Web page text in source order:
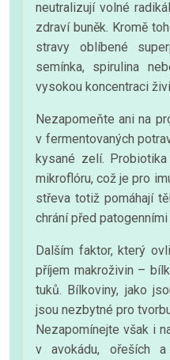
neutralizují volné
zdraví buněk. Kromě
stravy oblíbené
semínka, spirulina
vysokou koncentraci
Nezapomeňte ani na
v fermentovaných
kysané zelí.
mikroflóru, což je pro
střeva totiž pomáhají
chrání před
Dalším faktor, který
příjem makroživin –
tuků. Bílkoviny, jako
jsou nezbytné pro
Nezapomínejte však i
v avokádu, ořeších